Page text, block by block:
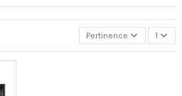
Pertinence 1